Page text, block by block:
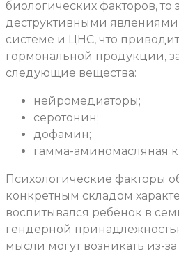
биологических факторов, то
деструктивными явлениями
системе и ЦНС, что
гормональной продукции,
следующие вещества:
нейромедиаторы;
серотонин;
дофамин;
гамма-аминомасляная
Психологические факторы
конкретным складом
воспитывался ребёнок в
гендерной
мысли могут возникать из-